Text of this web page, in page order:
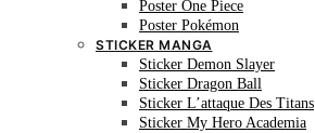
Poster One Piece
Poster Pokémon
STICKER MANGA
Sticker Demon Slayer
Sticker Dragon Ball
Sticker L’attaque Des Titans
Sticker My Hero Academia